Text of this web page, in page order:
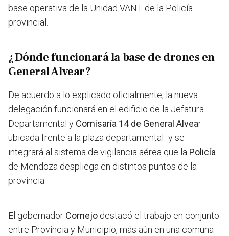
base operativa de la Unidad VANT de la Policía
provincial.
¿Dónde funcionará la base de drones en
General Alvear?
De acuerdo a lo explicado oficialmente, la nueva
delegación funcionará en el edificio de la Jefatura
Departamental y Comisaría 14 de General Alvear -
ubicada frente a la plaza departamental- y se
integrará al sistema de vigilancia aérea que la Policía
de Mendoza despliega en distintos puntos de la
provincia.
El gobernador Cornejo destacó el trabajo en conjunto
entre Provincia y Municipio, más aún en una comuna